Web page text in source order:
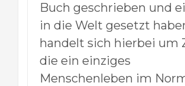
Buch geschrieben und
in die Welt gesetzt
handelt sich hierbei um
die ein einziges
Menschenleben im